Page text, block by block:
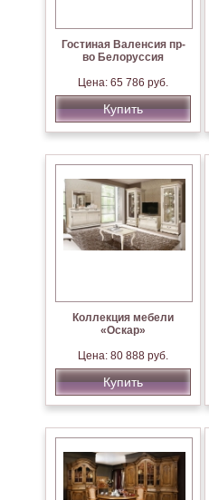
Гостиная Валенсия пр-
во Белоруссия
Цена: 65 786 руб.
Купить
Коллекция мебели
«Оскар»
Цена: 80 888 руб.
Купить